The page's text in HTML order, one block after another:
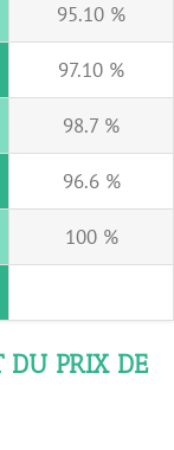
95.10 %
97.10 %
98.7 %
96.6 %
100 %
DU PRIX DE